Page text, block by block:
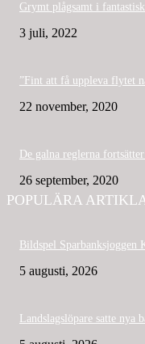
Grymt plågsamt i
3 juli, 2022
”Fint att få uppleva flytet
22 november, 2020
De galna reglerna
26 september, 2020
POPULÄRA
Bildspel Sparbanksjoggen
5 augusti, 2026
Landslagslöpare satte nya